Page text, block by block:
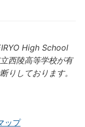
High School
西陵高等学校が有
りしております。
ップ